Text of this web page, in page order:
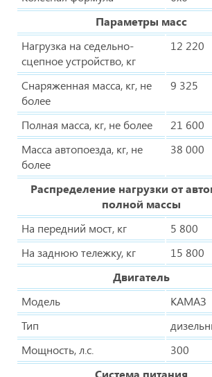
Параметры масс
Нагрузка на седельно-
сцепное устройство, кг
12 220
Снаряженная масса, кг, не
более
9 325
Полная масса, кг, не более
21 600
Масса автопоезда, кг, не
более
38 000
Распределение нагрузки от
полной массы
На передний мост, кг
5 800
На заднюю тележку, кг
15 800
Двигатель
Модель
КАМАЗ
Тип
Мощность, л.с.
300
Система питания